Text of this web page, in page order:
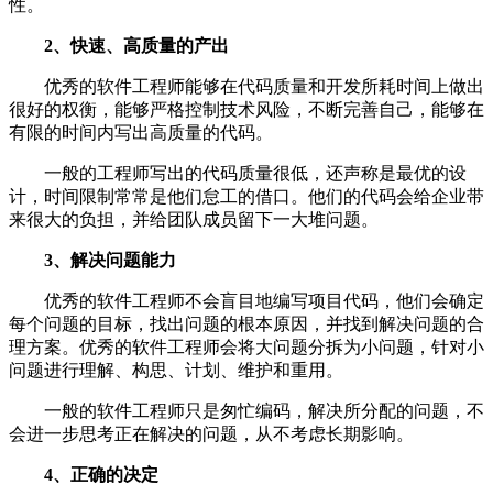
性。
2、快速、高质量的产出
优秀的软件工程师能够在代码质量和开发所耗时间上做出
很好的权衡，能够严格控制技术风险，不断完善自己，能够在
有限的时间内写出高质量的代码。
一般的工程师写出的代码质量很低，还声称是最优的设
计，时间限制常常是他们怠工的借口。他们的代码会给企业带
来很大的负担，并给团队成员留下一大堆问题。
3、解决问题能力
优秀的软件工程师不会盲目地编写项目代码，他们会确定
每个问题的目标，找出问题的根本原因，并找到解决问题的合
理方案。优秀的软件工程师会将大问题分拆为小问题，针对小
问题进行理解、构思、计划、维护和重用。
一般的软件工程师只是匆忙编码，解决所分配的问题，不
会进一步思考正在解决的问题，从不考虑长期影响。
4、正确的决定